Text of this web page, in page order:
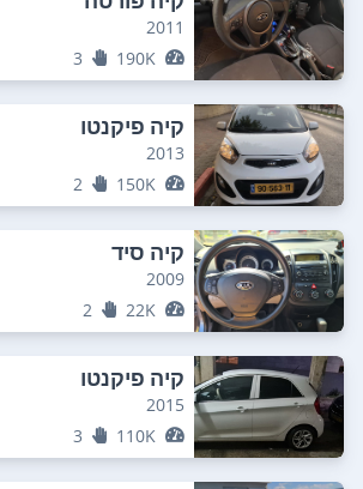
2011
190K
3
קיה פיקנטו
2013
150K
2
קיה סיד
2009
22K
2
קיה פיקנטו
2015
110K
3